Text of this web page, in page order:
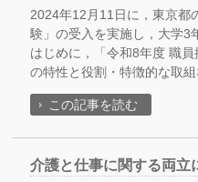
2024年12月11日に，東京都
験」の受入を実施し，大学3
はじめに，「令和8年度 職
の特性と役割・特徴的な取
この記事を読む
介護と仕事に関する両立